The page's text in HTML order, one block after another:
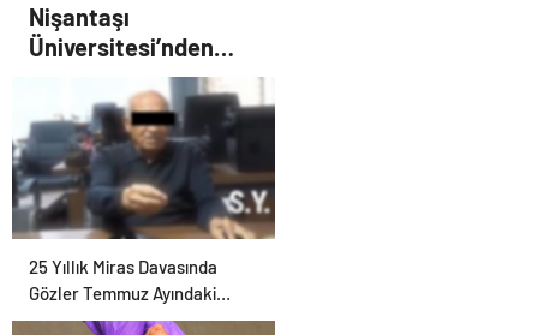
Nişantaşı
Üniversitesi’nden
2026 YKS Adaylarına
Çifte Güvence: Sabit
Ücret ve Kesintisiz
Burs
25 Yıllık Miras Davasında
Gözler Temmuz Ayındaki
Karar Duruşmasına Çevrildi